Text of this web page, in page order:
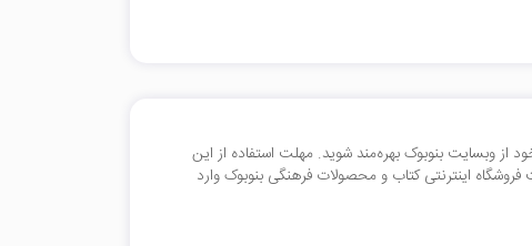
درصد تخفیف در خرید خود از وبسایت بنوبوک بهره‌مند شوید. مهلت استفاده از این
فروشگاه اینترنتی کتاب و محصولات فرهنگی بنوبوک وارد